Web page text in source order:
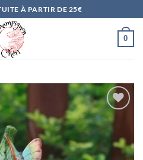
À PARTIR DE 25€
0
Ajouter
à la